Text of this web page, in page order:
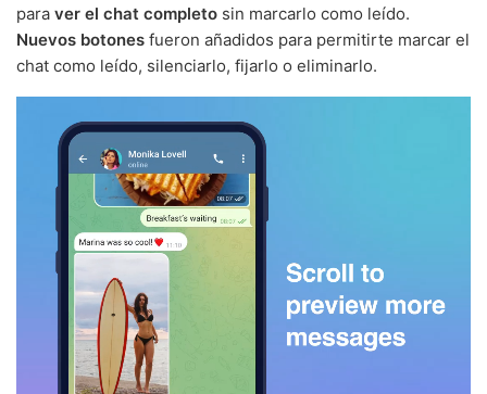
para ver el chat completo sin marcarlo como leído.
Nuevos botones fueron añadidos para permitirte marcar el
chat como leído, silenciarlo, fijarlo o eliminarlo.